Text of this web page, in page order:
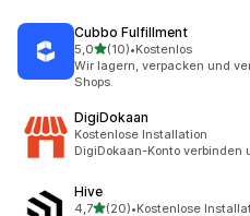
Cubbo Fulfillment
5,0von 5 Sternen
(10)
10 Rezensionen insgesamt
•Kostenlos
Wir lagern, verpacken und
Shops.
DigiDokaan
Kostenlose Installation
DigiDokaan-Konto
Hive
4,7von 5 Sternen
(20)•Kostenlose